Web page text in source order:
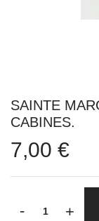
SAINTE
CABINES.
7,00 €
- +